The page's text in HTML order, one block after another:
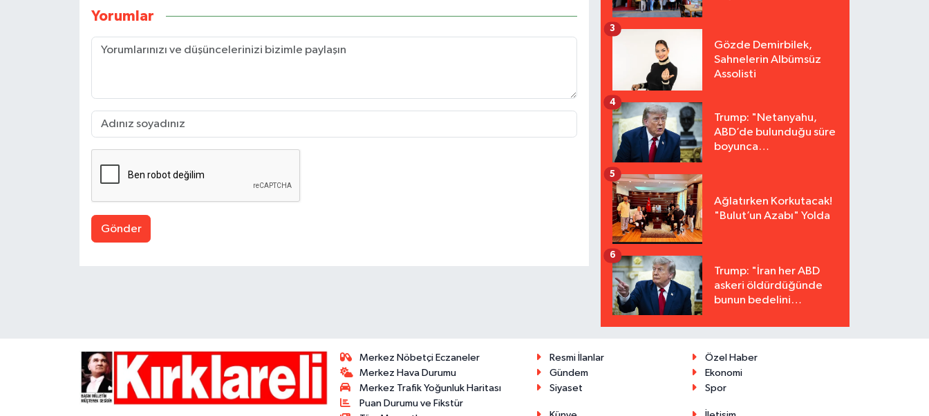
Yorumlar
Gönder
Gözde Demirbilek,
Sahnelerin Albümsüz
Assolisti
3
Trump: "Netanyahu,
ABD’de bulunduğu süre
boyunca
4
Ağlatırken Korkutacak!
"Bulut’un Azabı" Yolda
5
Trump: "İran her ABD
askeri öldürdüğünde
bunun bedelini
6
Merkez Nöbetçi Eczaneler
Merkez Hava Durumu
Merkez Trafik Yoğunluk Haritası
Puan Durumu ve Fikstür
Resmi İlanlar
Özel Haber
Gündem
Ekonomi
Siyaset
Spor